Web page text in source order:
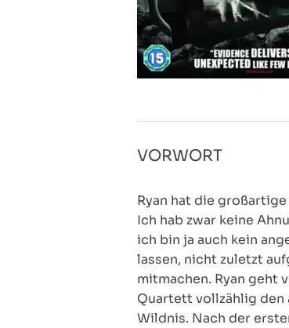
VORWORT
Ryan hat die
Ich hab zwar keine
ich bin ja auch kein
lassen, nicht zuletzt
mitmachen. Ryan geht
Quartett vollzählig
Wildnis. Nach der